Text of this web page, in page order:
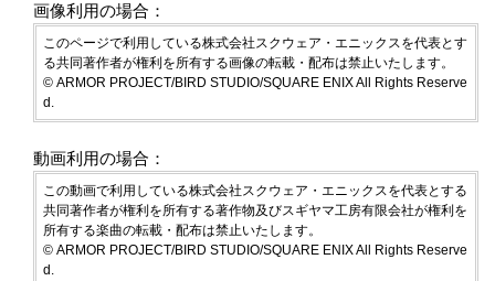
画像利用の場合：
このページで利用している株式会社スクウェア・エニックスを代表とす
る共同著作者が権利を所有する画像の転載・配布は禁止いたします。
© ARMOR PROJECT/BIRD STUDIO/SQUARE ENIX All Rights Reserve
d.
動画利用の場合：
この動画で利用している株式会社スクウェア・エニックスを代表とする
共同著作者が権利を所有する著作物及びスギヤマ工房有限会社が権利を
所有する楽曲の転載・配布は禁止いたします。
© ARMOR PROJECT/BIRD STUDIO/SQUARE ENIX All Rights Reserve
d.